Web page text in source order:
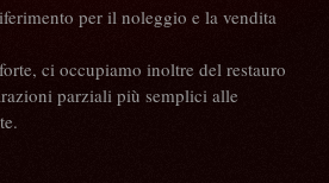
per il noleggio e la vendita
ci occupiamo inoltre del restauro
parziali più semplici alle